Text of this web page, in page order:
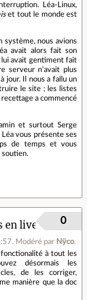
Léa-Linux,
et tout le monde est
système, nous avions
avait alors fait son
lui avait gentiment fait
serveur n’avait plus
jour. Il nous a fallu un
le site ; les listes
a commencé
et surtout Serge
vous présente ses
de temps et vous
soutien.
en live
. Modéré par Nÿco.
0
à tout les
désormais les
de les corriger,
manière que la doc